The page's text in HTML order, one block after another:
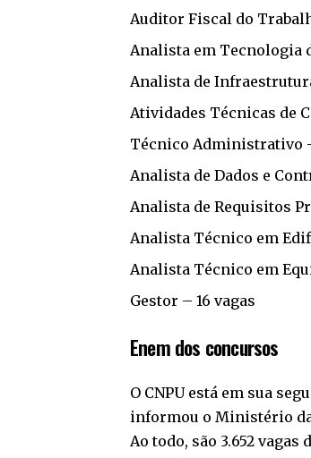
Auditor Fiscal do
Analista em Tecnologia
Analista de
Atividades Técnicas de
Técnico Administrativo
Analista de Dados e
Analista de Requisitos
Analista Técnico em
Analista Técnico em
Gestor – 16 vagas
Enem dos concursos
O CNPU está em sua
informou o Ministério da
Ao todo, são 3.652